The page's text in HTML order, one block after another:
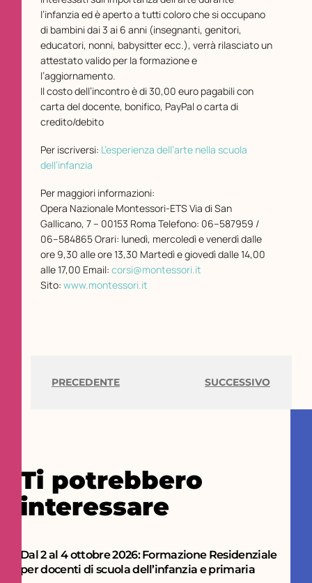
l’infanzia ed è aperto a tutti coloro che si occupano
di bambini dai 3 ai 6 anni (insegnanti, genitori,
educatori, nonni, babysitter ecc.), verrà rilasciato un
attestato valido per la formazione e
l’aggiornamento.
Il costo dell’incontro è di 30,00 euro pagabili con
carta del docente, bonifico, PayPal o carta di
credito/debito
Per iscriversi: L’esperienza dell’arte nella scuola
dell’infanzia
Per maggiori informazioni:
Opera Nazionale Montessori-ETS Via di San
Gallicano, 7 – 00153 Roma Telefono: 06–587959 /
06–584865 Orari: lunedì, mercoledì e venerdì dalle
ore 9,30 alle ore 13,30 Martedì e giovedì dalle 14,00
alle 17,00 Email: corsi@montessori.it
Sito: www.montessori.it
PRECEDENTE SUCCESSIVO
Ti potrebbero
interessare
Dal 2 al 4 ottobre 2026: Formazione Residenziale
per docenti di scuola dell’infanzia e primaria